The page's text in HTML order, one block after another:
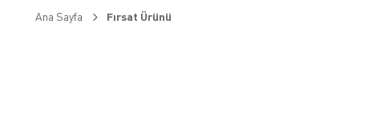
Ana Sayfa Fırsat Ürünü